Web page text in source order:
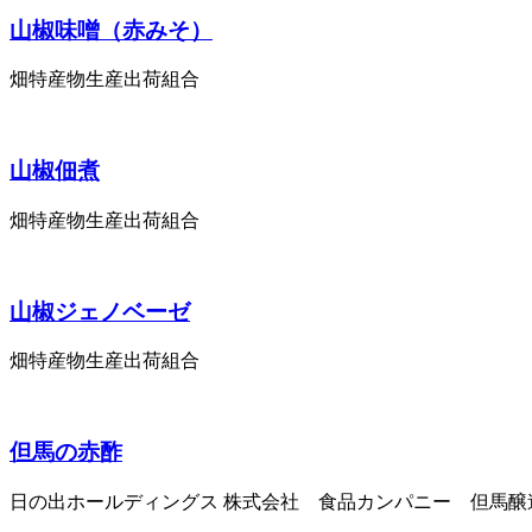
山椒味噌（赤みそ）
畑特産物生産出荷組合
山椒佃煮
畑特産物生産出荷組合
山椒ジェノベーゼ
畑特産物生産出荷組合
但馬の赤酢
日の出ホールディングス 株式会社 食品カンパニー 但馬醸